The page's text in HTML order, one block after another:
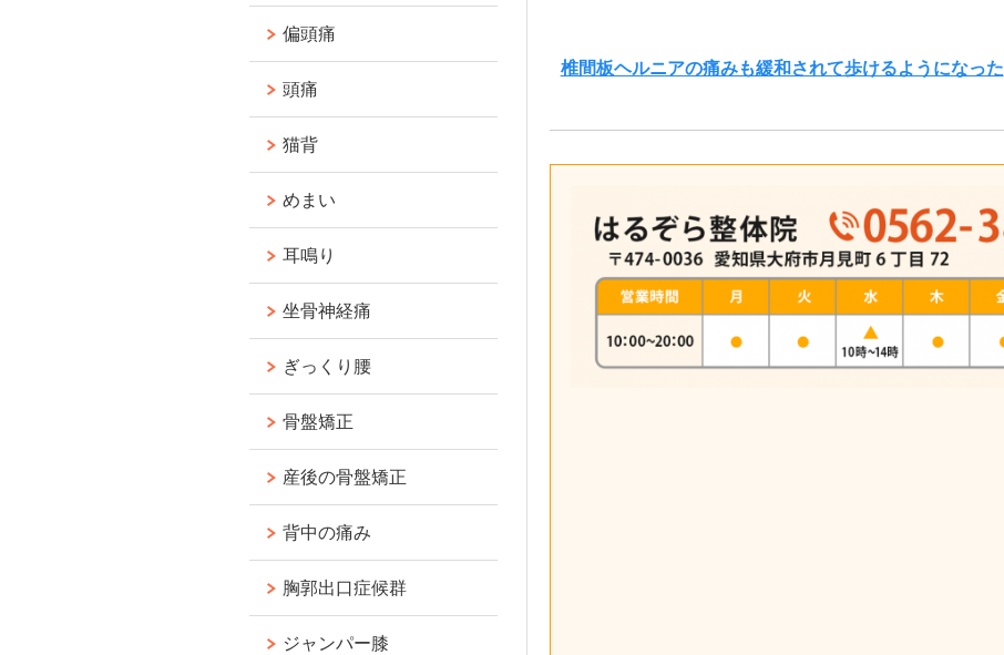
椎間板ヘルニアの痛みも緩和されて歩けるようになった
偏頭痛
頭痛
猫背
めまい
耳鳴り
坐骨神経痛
ぎっくり腰
骨盤矯正
産後の骨盤矯正
背中の痛み
胸郭出口症候群
ジャンパー膝